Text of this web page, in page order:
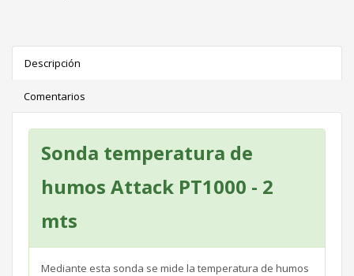
Descripción
Comentarios
Sonda temperatura de
humos Attack PT1000 - 2
mts
Mediante esta sonda se mide la temperatura de humos